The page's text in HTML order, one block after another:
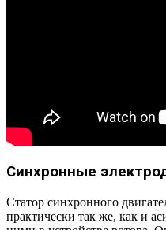
Синхронные
Статор синхронного
практически так же, как и